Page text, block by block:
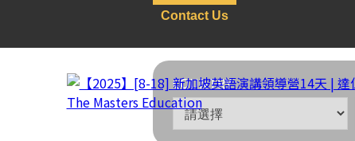
Contact Us
COUNTRY